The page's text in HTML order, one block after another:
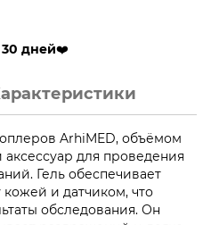
30 дней❤️
ArhiMED, объёмом
для проведения
Гель обеспечивает
и датчиком, что
обследования. Он